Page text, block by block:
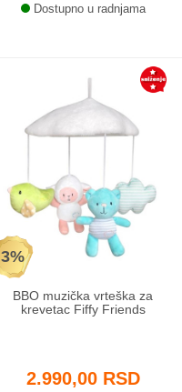
Dostupno u radnjama
3%
BBO muzička vrteška za
krevetac Fiffy Friends
2.990,00 RSD